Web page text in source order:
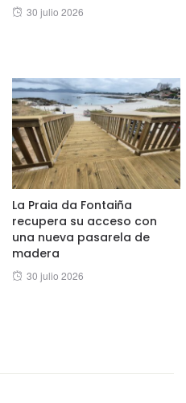
Posted
30 julio 2026
La Praia da Fontaiña
recupera su acceso con
una nueva pasarela de
madera
Posted
30 julio 2026